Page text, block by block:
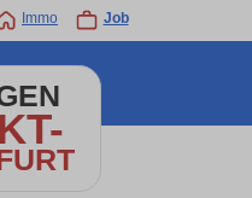
Immo Job